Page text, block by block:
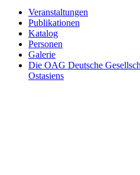
Veranstaltungen
Publikationen
Katalog
Personen
Galerie
Die OAG Deutsche
Ostasiens